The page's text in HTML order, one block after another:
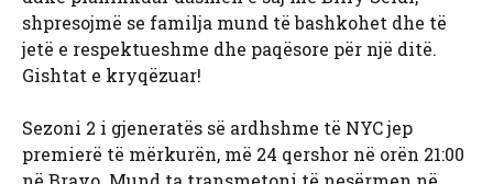
shpresojmë se familja mund të bashkohet dhe të
jetë e respektueshme dhe paqësore për një ditë.
Gishtat e kryqëzuar!
Sezoni 2 i gjeneratës së ardhshme të NYC jep
premierë të mërkurën, më 24 qershor në orën 21:00